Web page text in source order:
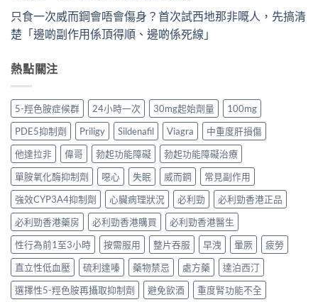
只食一次威而鋼會唔會傷身？首次試西地那非嘅人，先搞清
楚「邊啲副作用係頂得順、邊啲係死線」
熱點關注
5-羥色胺症候群 24小時一次 30mg起始劑量
100mg
PDE5抑制劑
Priligy Sildenafil Viagra
中重度肝損傷
他達拉非
偉哥 勃起功能障礙
勃起功能障礙治療
單胺氧化酶抑制劑
噁心 失眠 威而鋼
常見副作用
強效CYP3A4抑制劑
心臟病理狀況 必利勁
必利勁香港正品
必利勁香港藥房
必利勁香港購買
必利勁香港醫生
性行為前1至3小時
按需服用 整片吞服 早洩 暈厥
疲勞
直立性低血壓
硫利達嗪 藥物禁忌 處方藥
達泊西汀
選擇性5-羥色胺再攝取抑制劑
避免飲酒 重度腎功能不全